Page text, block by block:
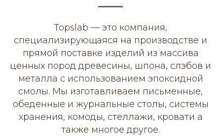
Topslab — это компания,
специализирующаяся на производстве и
прямой поставке изделий из массива
ценных пород древесины, шпона, слэбов и
металла с использованием эпоксидной
смолы. Мы изготавливаем письменные,
обеденные и журнальные столы, системы
хранения, комоды, стеллажи, кровати а
также многое другое.